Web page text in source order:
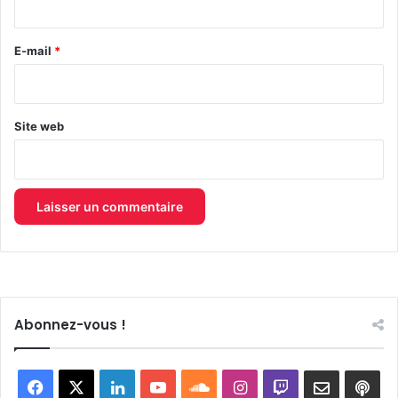
e
E-mail *
Site web
Abonnez-vous !
Facebook LinkedinYouTubeSoundCloud
Instagram
Twitch